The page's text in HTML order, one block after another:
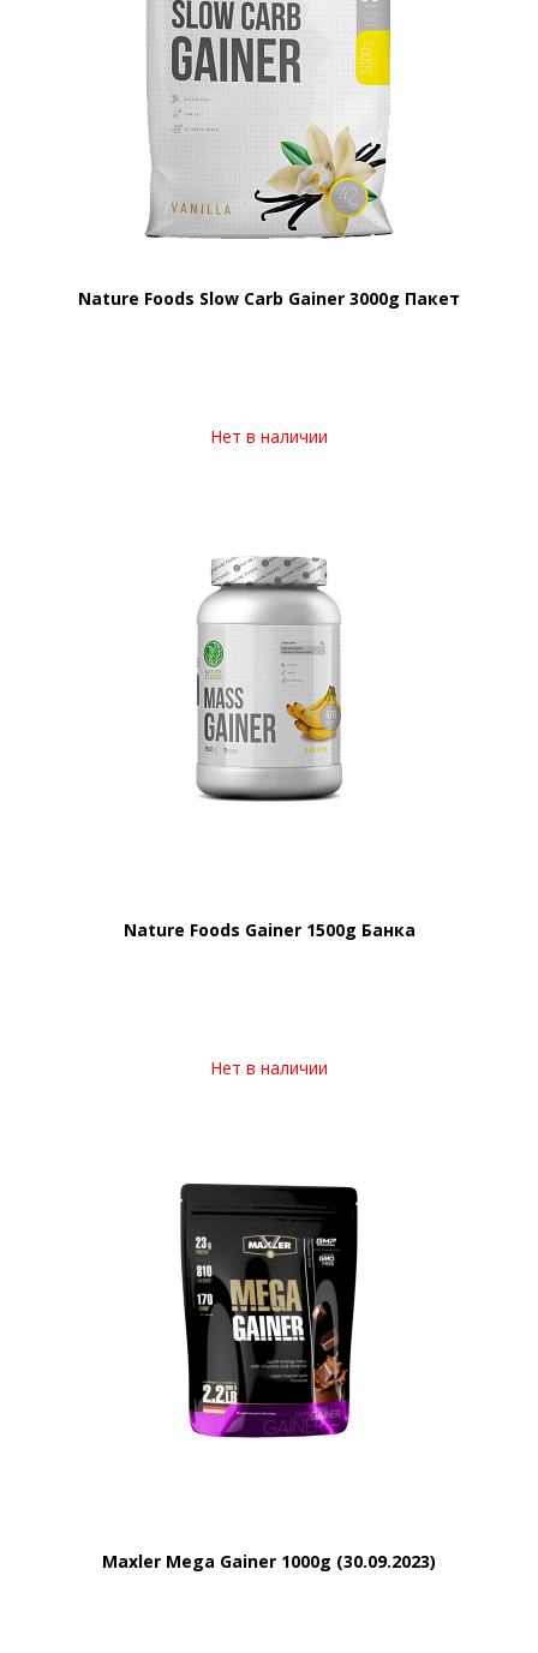
Nature Foods Slow Carb Gainer 3000g Пакет
Нет в наличии
Nature Foods Gainer 1500g Банка
Нет в наличии
Maxler Mega Gainer 1000g (30.09.2023)